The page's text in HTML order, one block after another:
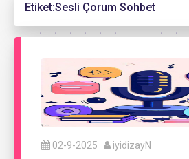
Etiket:Sesli Çorum Sohbet
02-9-2025 iyidizayN